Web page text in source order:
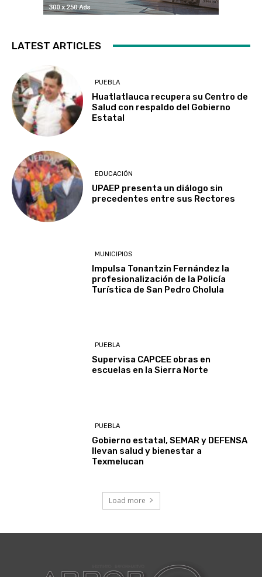
LATEST ARTICLES
PUEBLA
Huatlatlauca recupera su Centro de
Salud con respaldo del Gobierno
Estatal
EDUCACIÓN
UPAEP presenta un diálogo sin
precedentes entre sus Rectores
MUNICIPIOS
Impulsa Tonantzin Fernández la
profesionalización de la Policía
Turística de San Pedro Cholula
PUEBLA
Supervisa CAPCEE obras en
escuelas en la Sierra Norte
PUEBLA
Gobierno estatal, SEMAR y DEFENSA
llevan salud y bienestar a
Texmelucan
Load more